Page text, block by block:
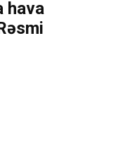
hava